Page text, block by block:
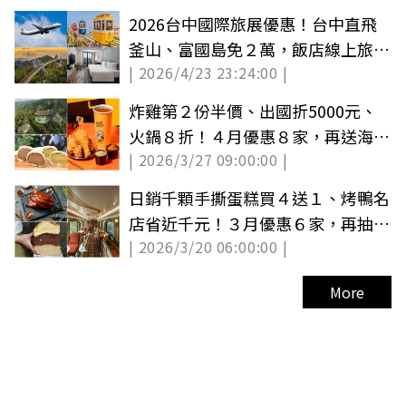
2026台中國際旅展優惠！台中直飛
釜山、富國島免２萬，飯店線上旅展
下殺３折
| 2026/4/23 23:24:00 |
炸雞第２份半價、出國折5000元、
火鍋８折！４月優惠８家，再送海生
館門票（中獎公布）
| 2026/3/27 09:00:00 |
日銷千顆手撕蛋糕買４送１、烤鴨名
店省近千元！３月優惠６家，再抽
620元大披薩（中獎公布）
| 2026/3/20 06:00:00 |
More